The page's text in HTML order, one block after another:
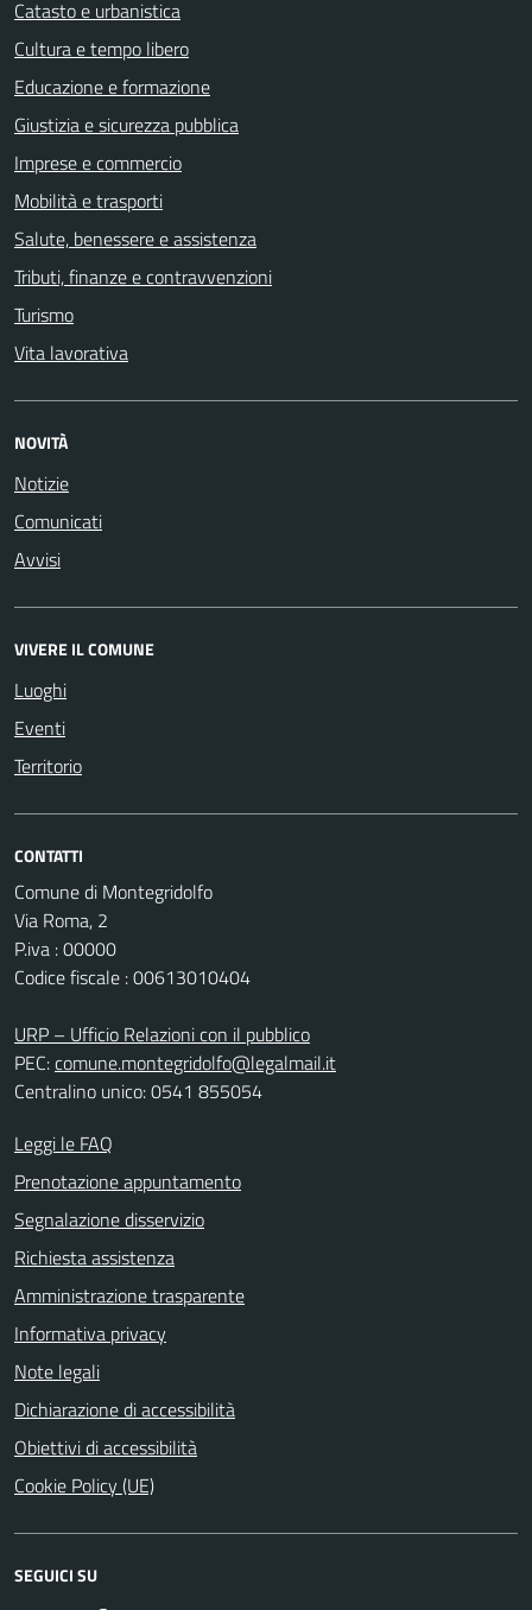
Catasto e urbanistica
Cultura e tempo libero
Educazione e formazione
Giustizia e sicurezza pubblica
Imprese e commercio
Mobilità e trasporti
Salute, benessere e assistenza
Tributi, finanze e contravvenzioni
Turismo
Vita lavorativa
NOVITÀ
Notizie
Comunicati
Avvisi
VIVERE IL COMUNE
Luoghi
Eventi
Territorio
CONTATTI
Comune di Montegridolfo
Via Roma, 2
P.iva : 00000
Codice fiscale : 00613010404
URP – Ufficio Relazioni con il pubblico
PEC:comune.montegridolfo@legalmail.it
Centralino unico: 0541 855054
Leggi le FAQ
Prenotazione appuntamento
Segnalazione disservizio
Richiesta assistenza
Amministrazione trasparente
Informativa privacy
Note legali
Dichiarazione di accessibilità
Obiettivi di accessibilità
Cookie Policy (UE)
SEGUICI SU